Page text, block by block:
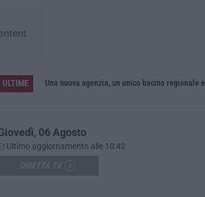
ULTIME
06 Agosto
Ultimo aggiornamento alle 10:42